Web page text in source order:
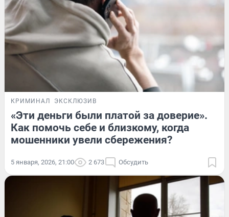
КРИМИНАЛ ЭКСКЛЮЗИВ
«Эти деньги были платой за доверие».
Как помочь себе и близкому, когда
мошенники увели сбережения?
5 января, 2026, 21:00 2 673 Обсудить